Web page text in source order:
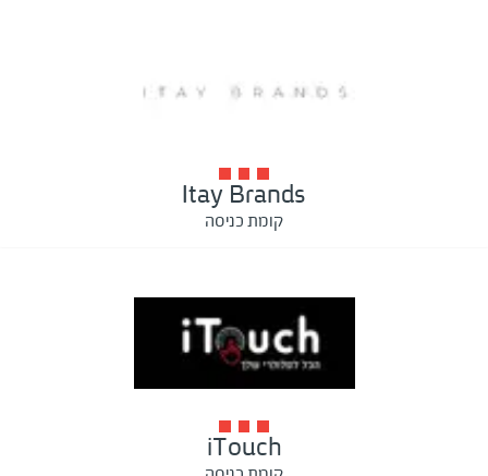
Itay Brands
קומת כניסה
iTouch